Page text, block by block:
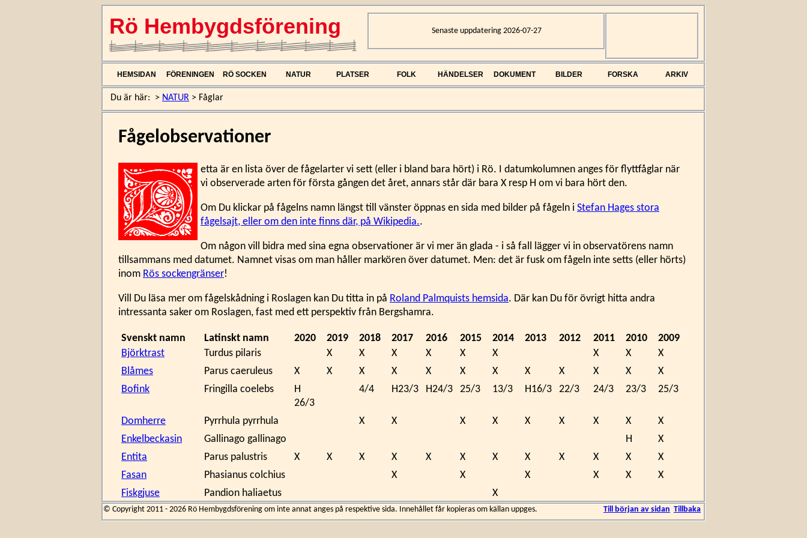
Rö Hembygdsförening Senaste uppdatering 2026-07-27
HEMSIDAN FÖRENINGEN RÖ SOCKEN NATUR PLATSER FOLK HÄNDELSER DOKUMENT BILDER FORSKA ARKIV
Du är här: > NATUR > Fåglar
Fågelobservationer
etta är en lista över de fågelarter vi sett (eller i bland bara hört) i Rö. I datumkolumnen anges för flyttfåglar när
vi observerade arten för första gången det året, annars står där bara X resp H om vi bara hört den.
Om Du klickar på fågelns namn längst till vänster öppnas en sida med bilder på fågeln i Stefan Hages stora
fågelsajt, eller om den inte finns där, på Wikipedia..
Om någon vill bidra med sina egna observationer är vi mer än glada - i så fall lägger vi in observatörens namn
tillsammans med datumet. Namnet visas om man håller markören över datumet. Men: det är fusk om fågeln inte setts (eller hörts)
inom Rös sockengränser!
Vill Du läsa mer om fågelskådning i Roslagen kan Du titta in på Roland Palmquists hemsida. Där kan Du för övrigt hitta andra
intressanta saker om Roslagen, fast med ett perspektiv från Bergshamra.
Svenskt namn Latinskt namn 2020 2019 2018 2017 2016 2015 2014 2013 2012 2011 2010
2009
Björktrast
Turdus pilaris X X X X X X X X
X
Blåmes
Parus caeruleus X X X X X X X X X X X
X
Bofink
Fringilla coelebs
H
26/3
4/4 H23/3 H24/3 25/3 13/3 H16/3 22/3 24/3 23/3 25/3
Domherre Pyrrhula pyrrhula X X X X X X X X
X
Enkelbeckasin
Gallinago gallinago H
X
Entita
Parus palustris X X X X X X X X X X X
X
Fasan
Phasianus colchius X X X X X
X
Fiskgjuse
Pandion haliaetus
X
Fiskmås
Larus canus X X X X X X
X
© Copyright 2011 - 2026 Rö Hembygdsförening om inte annat anges på respektive sida. Innehållet får kopieras om källan uppges. Till början av sidan Tillbaka